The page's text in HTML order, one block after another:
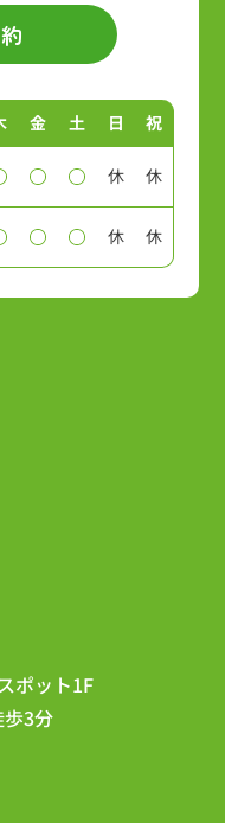
金 土 日 祝
休 休
休 休
ポット1F
3分